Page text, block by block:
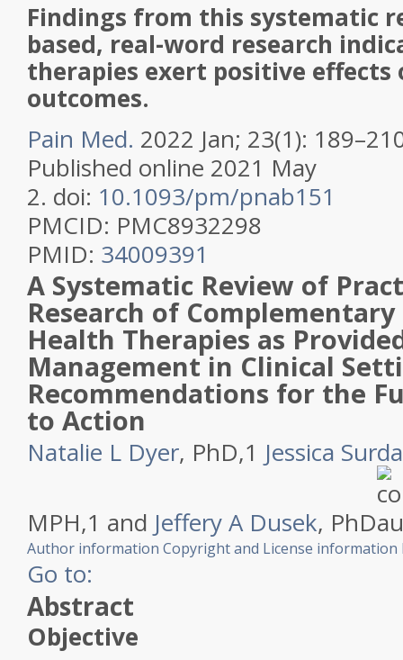
Findings from this systematic
based, real-word research
therapies exert positive effects
outcomes.
Pain Med. 2022 Jan; 23(1):
Published online 2021 May
2. doi: 10.1093/pm/pnab151
PMCID: PMC8932298
PMID: 34009391
A Systematic Review of
Research of
Health Therapies as
Management in Clinical
Recommendations for the
to Action
Natalie L Dyer, PhD,1 Jessica
MPH,1 and Jeffery A Dusek, PhD
Author information Copyright and License information
Go to:
Abstract
Objective